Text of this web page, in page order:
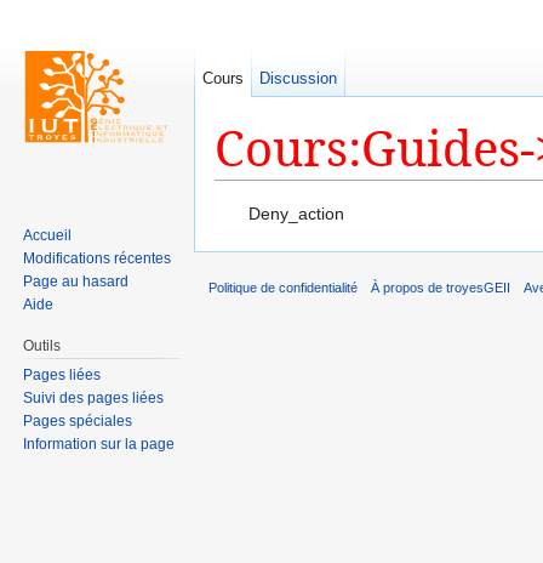
Deny_action
Cours Discussion
Accueil
Modifications récentes
Page au hasard
Aide
Outils
Pages liées
Suivi des pages liées
Pages spéciales
Information sur la page
Politique de confidentialité À propos de troyesGEII